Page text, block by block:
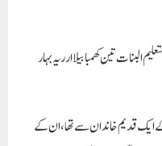
البنات تین کھمبا بیلا ارریہ بہار
ایک قدیم خاندان سے تھا ، ان کے